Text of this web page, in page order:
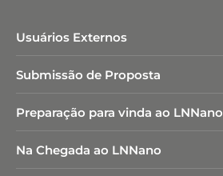
Usuários Externos
Submissão de Proposta
Preparação para vinda ao LNNano
Na Chegada ao LNNano